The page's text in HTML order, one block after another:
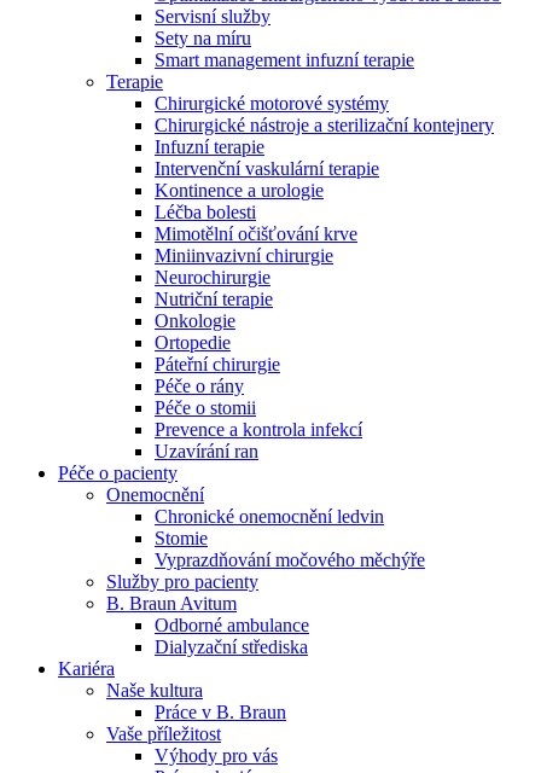
Objevte naše produkty. Navštivte produktový katalog B.
Braun s našim kompletním produktovým portfoliem.
Odborné ambulance
Naše specializované ambulance jsou tu pro vás. Zvolte
specializaci a město, které potřebujete, a objednejte se do naší
ambulance.
Zůstaňte v dialogu s B. Braun. ​Kontaktujte nás.​
Servisní služby
Sety na míru
Smart management infuzní terapie​
Terapie
Chirurgické motorové systémy
Chirurgické nástroje a sterilizační kontejnery
Infuzní terapie
Intervenční vaskulární terapie
Kontinence a urologie
Léčba bolesti
Mimotělní očišťování krve
Miniinvazivní chirurgie
Neurochirurgie
Nutriční terapie
Onkologie
Ortopedie
Páteřní chirurgie
Péče o rány
Péče o stomii
Prevence a kontrola infekcí
Uzavírání ran
Péče o pacienty
Onemocnění
Chronické onemocnění ledvin
Stomie
Vyprazdňování močového měchýře
Služby pro pacienty
B. Braun Avitum
Odborné ambulance
Dialyzační střediska
Kariéra
Naše kultura
Práce v B. Braun
Vaše příležitost​
Výhody pro vás